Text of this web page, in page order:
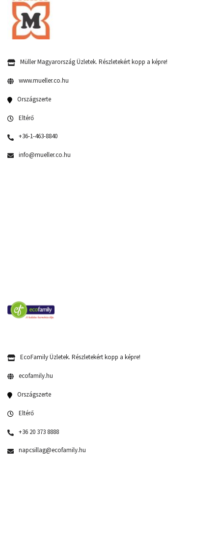
Müller Magyarország Üzletek. Részletekért kopp a képre!
www.mueller.co.hu
Országszerte
Eltérő
+36-1-463-8840
info@mueller.co.hu
EcoFamily Üzletek. Részletekért kopp a képre!
ecofamily.hu
Országszerte
Eltérő
+36 20 373 8888
napcsillag@ecofamily.hu